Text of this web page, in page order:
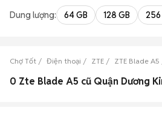
Dung lượng: 64 GB 128 GB 256
Chợ Tốt Điện thoại ZTE ZTE Blade A5
0 Zte Blade A5 cũ Quận Dương